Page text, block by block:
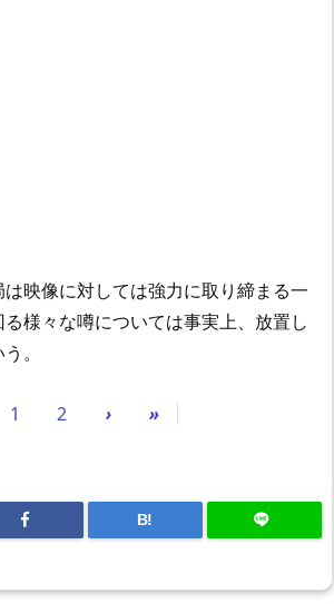
映像に対しては強力に取り締まる一
様々な噂については事実上、放置し
。
1 2 › »
B!